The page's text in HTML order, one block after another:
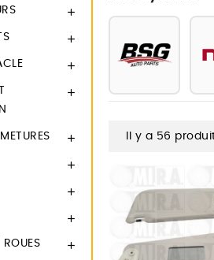









Il y a 56